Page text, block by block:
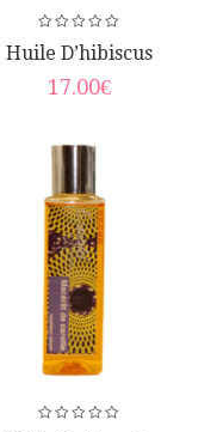
Huile D’hibiscus
17.00€